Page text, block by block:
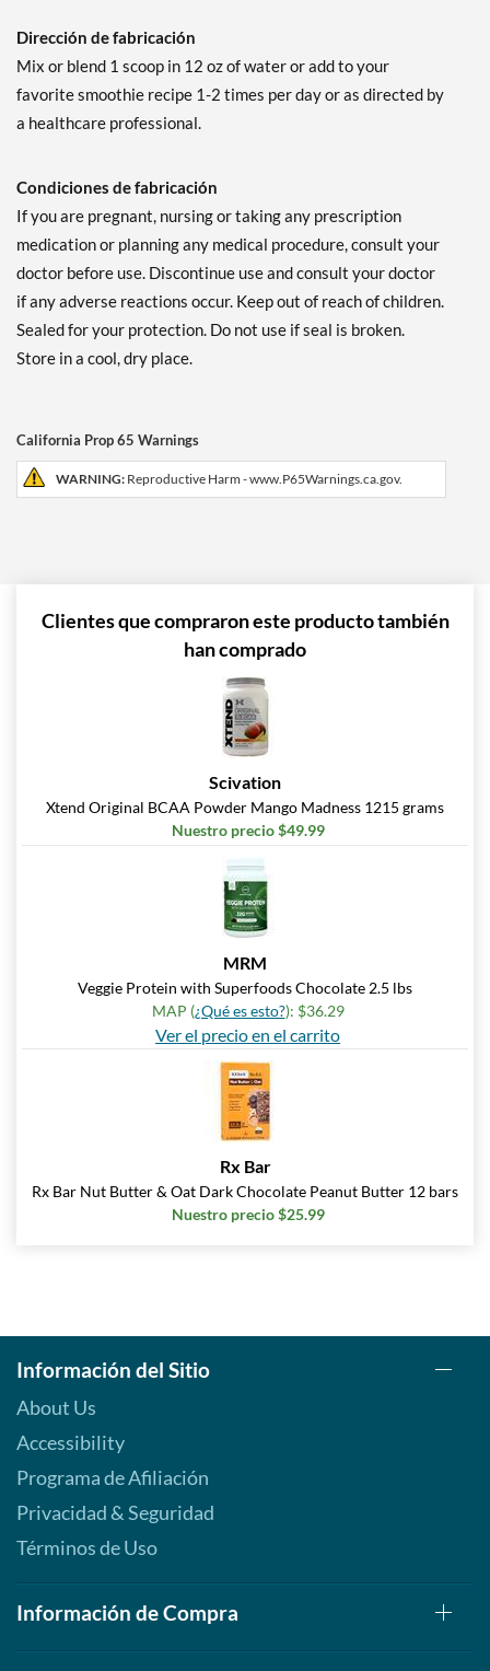
Dirección de fabricación
Mix or blend 1 scoop in 12 oz of water or add to your
favorite smoothie recipe 1-2 times per day or as directed by
a healthcare professional.
Condiciones de fabricación
If you are pregnant, nursing or taking any prescription
medication or planning any medical procedure, consult your
doctor before use. Discontinue use and consult your doctor
if any adverse reactions occur. Keep out of reach of children.
Sealed for your protection. Do not use if seal is broken.
Store in a cool, dry place.
California Prop 65 Warnings
WARNING: Reproductive Harm - www.P65Warnings.ca.gov.
Clientes que compraron este producto también
han comprado
Scivation
Xtend Original BCAA Powder Mango Madness 1215 grams
Nuestro precio $49.99
MRM
Veggie Protein with Superfoods Chocolate 2.5 lbs
MAP (¿Qué es esto?): $36.29
Ver el precio en el carrito
Rx Bar
Rx Bar Nut Butter & Oat Dark Chocolate Peanut Butter 12 bars
Nuestro precio $25.99
Información del Sitio
About Us
Accessibility
Programa de Afiliación
Privacidad & Seguridad
Términos de Uso
Información de Compra